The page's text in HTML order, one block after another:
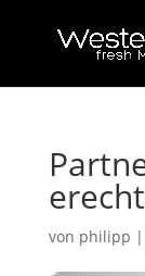
von philipp |